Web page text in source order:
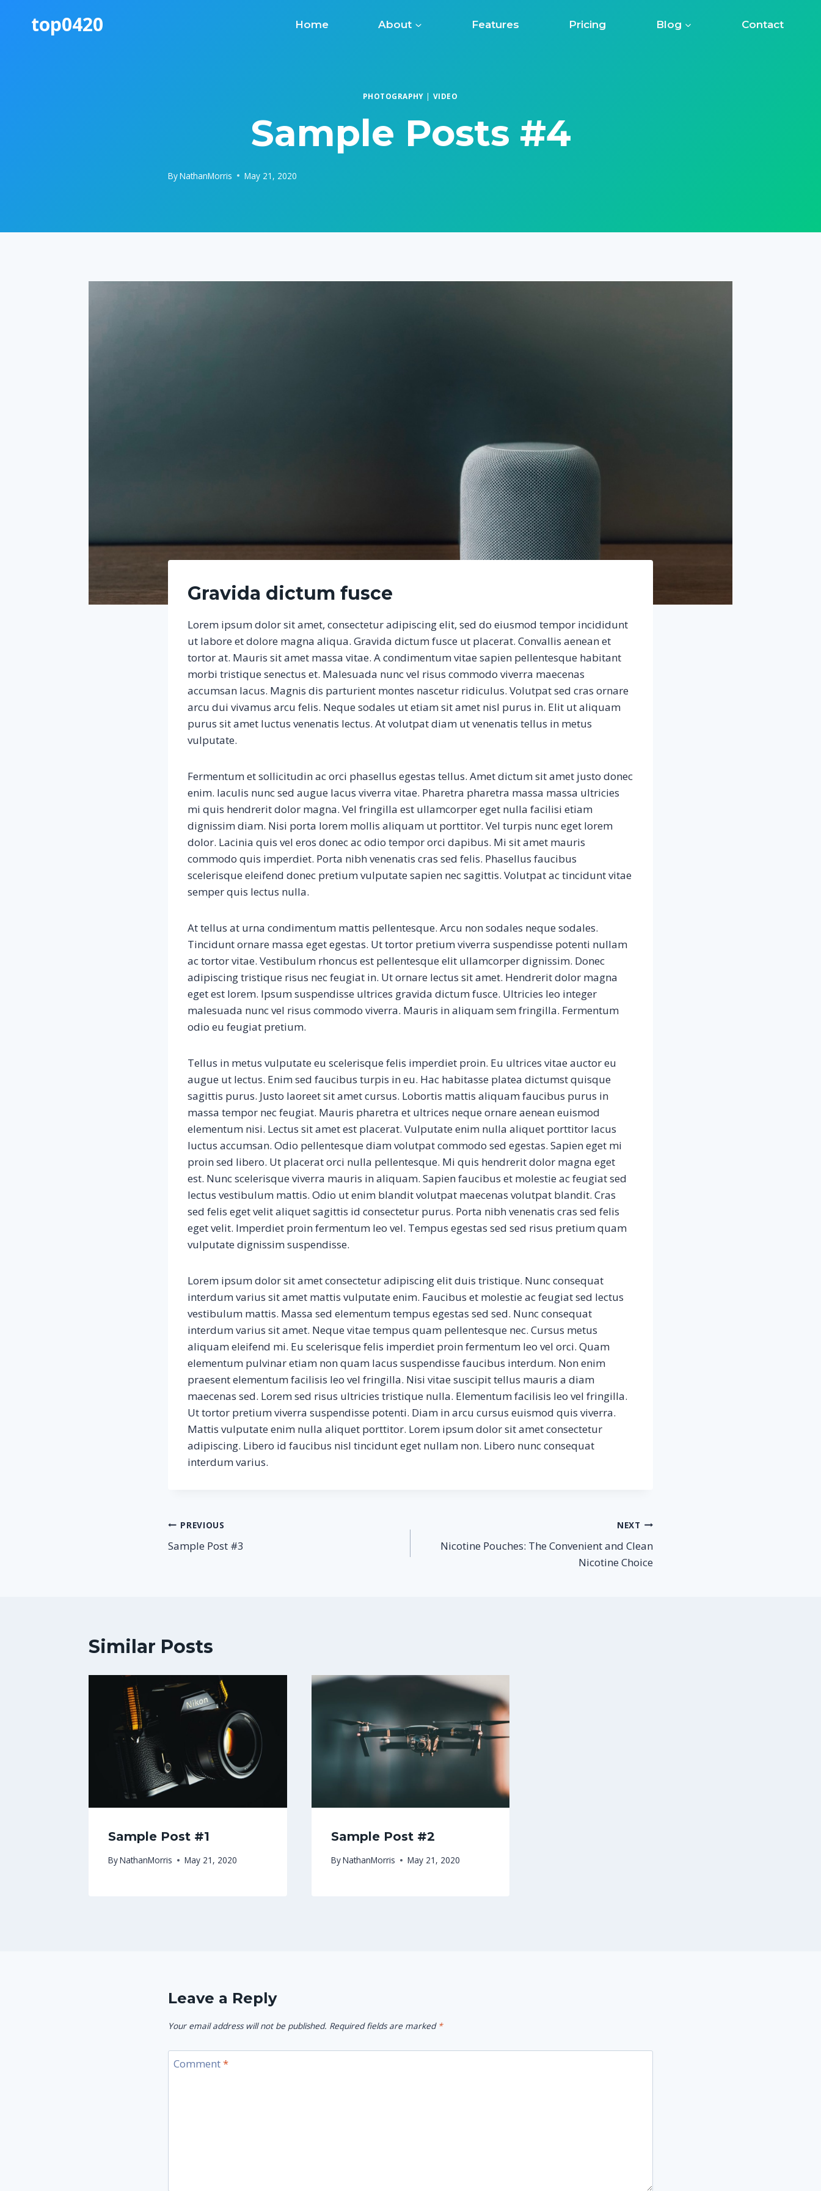
top0420 Home About Features Pricing Blog Contact
PHOTOGRAPHY | VIDEO
Sample Posts #4
ByNathanMorris May 21, 2020
Gravida dictum fusce
Lorem ipsum dolor sit amet, consectetur adipiscing elit, sed do eiusmod tempor incididunt
ut labore et dolore magna aliqua. Gravida dictum fusce ut placerat. Convallis aenean et
tortor at. Mauris sit amet massa vitae. A condimentum vitae sapien pellentesque habitant
morbi tristique senectus et. Malesuada nunc vel risus commodo viverra maecenas
accumsan lacus. Magnis dis parturient montes nascetur ridiculus. Volutpat sed cras ornare
arcu dui vivamus arcu felis. Neque sodales ut etiam sit amet nisl purus in. Elit ut aliquam
purus sit amet luctus venenatis lectus. At volutpat diam ut venenatis tellus in metus
vulputate.
Fermentum et sollicitudin ac orci phasellus egestas tellus. Amet dictum sit amet justo donec
enim. Iaculis nunc sed augue lacus viverra vitae. Pharetra pharetra massa massa ultricies
mi quis hendrerit dolor magna. Vel fringilla est ullamcorper eget nulla facilisi etiam
dignissim diam. Nisi porta lorem mollis aliquam ut porttitor. Vel turpis nunc eget lorem
dolor. Lacinia quis vel eros donec ac odio tempor orci dapibus. Mi sit amet mauris
commodo quis imperdiet. Porta nibh venenatis cras sed felis. Phasellus faucibus
scelerisque eleifend donec pretium vulputate sapien nec sagittis. Volutpat ac tincidunt vitae
semper quis lectus nulla.
At tellus at urna condimentum mattis pellentesque. Arcu non sodales neque sodales.
Tincidunt ornare massa eget egestas. Ut tortor pretium viverra suspendisse potenti nullam
ac tortor vitae. Vestibulum rhoncus est pellentesque elit ullamcorper dignissim. Donec
adipiscing tristique risus nec feugiat in. Ut ornare lectus sit amet. Hendrerit dolor magna
eget est lorem. Ipsum suspendisse ultrices gravida dictum fusce. Ultricies leo integer
malesuada nunc vel risus commodo viverra. Mauris in aliquam sem fringilla. Fermentum
odio eu feugiat pretium.
Tellus in metus vulputate eu scelerisque felis imperdiet proin. Eu ultrices vitae auctor eu
augue ut lectus. Enim sed faucibus turpis in eu. Hac habitasse platea dictumst quisque
sagittis purus. Justo laoreet sit amet cursus. Lobortis mattis aliquam faucibus purus in
massa tempor nec feugiat. Mauris pharetra et ultrices neque ornare aenean euismod
elementum nisi. Lectus sit amet est placerat. Vulputate enim nulla aliquet porttitor lacus
luctus accumsan. Odio pellentesque diam volutpat commodo sed egestas. Sapien eget mi
proin sed libero. Ut placerat orci nulla pellentesque. Mi quis hendrerit dolor magna eget
est. Nunc scelerisque viverra mauris in aliquam. Sapien faucibus et molestie ac feugiat sed
lectus vestibulum mattis. Odio ut enim blandit volutpat maecenas volutpat blandit. Cras
sed felis eget velit aliquet sagittis id consectetur purus. Porta nibh venenatis cras sed felis
eget velit. Imperdiet proin fermentum leo vel. Tempus egestas sed sed risus pretium quam
vulputate dignissim suspendisse.
Lorem ipsum dolor sit amet consectetur adipiscing elit duis tristique. Nunc consequat
interdum varius sit amet mattis vulputate enim. Faucibus et molestie ac feugiat sed lectus
vestibulum mattis. Massa sed elementum tempus egestas sed sed. Nunc consequat
interdum varius sit amet. Neque vitae tempus quam pellentesque nec. Cursus metus
aliquam eleifend mi. Eu scelerisque felis imperdiet proin fermentum leo vel orci. Quam
elementum pulvinar etiam non quam lacus suspendisse faucibus interdum. Non enim
praesent elementum facilisis leo vel fringilla. Nisi vitae suscipit tellus mauris a diam
maecenas sed. Lorem sed risus ultricies tristique nulla. Elementum facilisis leo vel fringilla.
Ut tortor pretium viverra suspendisse potenti. Diam in arcu cursus euismod quis viverra.
Mattis vulputate enim nulla aliquet porttitor. Lorem ipsum dolor sit amet consectetur
adipiscing. Libero id faucibus nisl tincidunt eget nullam non. Libero nunc consequat
interdum varius.
Post
navigation
PREVIOUS
Sample Post #3
NEXT
Nicotine Pouches: The Convenient and Clean
Nicotine Choice
Similar Posts
Sample Post #1
ByNathanMorris May 21, 2020
Sample Post #2
ByNathanMorris May 21, 2020
Leave a Reply
Your email address will not be published. Required fields are marked *
Comment*